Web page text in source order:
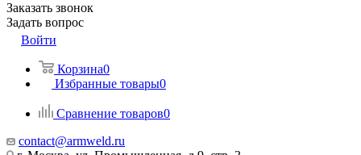
Заказать звонок
Задать вопрос
Войти
Корзина0
Избранные товары0
Сравнение товаров0
contact@armweld.ru